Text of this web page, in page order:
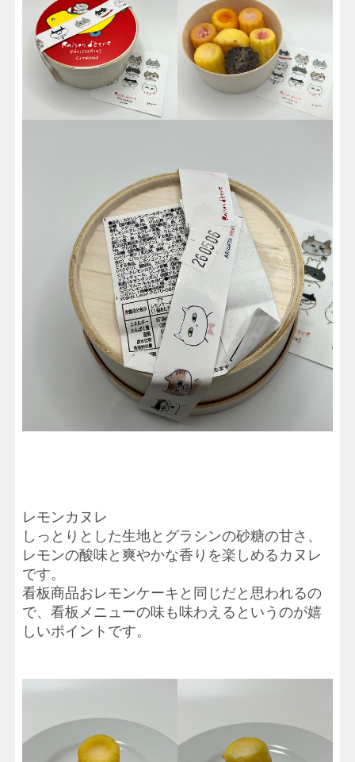
レモンカヌレ
しっとりとした生地とグラシンの砂糖の甘さ、
レモンの酸味と爽やかな香りを楽しめるカヌレ
です。
看板商品おレモンケーキと同じだと思われるの
で、看板メニューの味も味わえるというのが嬉
しいポイントです。